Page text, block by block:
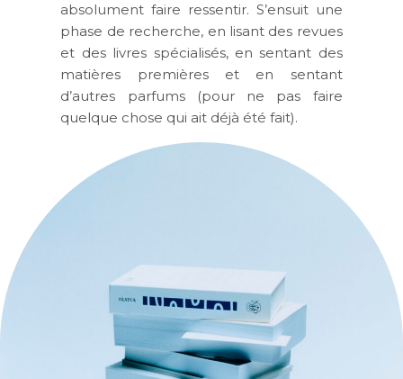
absolument faire ressentir. S’ensuit une
phase de recherche, en lisant des revues
et des livres spécialisés, en sentant des
matières premières et en sentant
d’autres parfums (pour ne pas faire
quelque chose qui ait déjà été fait).